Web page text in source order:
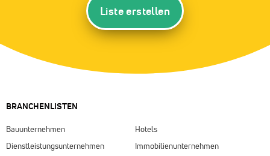
Liste erstellen
BRANCHENLISTEN
Bauunternehmen
Dienstleistungsunternehmen
Hotels
Immobilienunternehmen